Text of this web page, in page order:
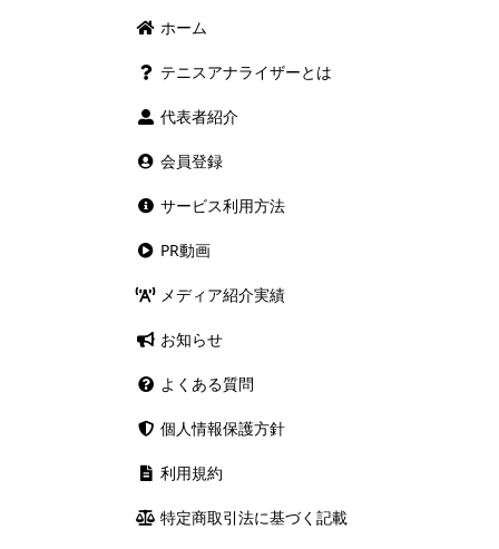
ホーム
テニスアナライザーとは
代表者紹介
会員登録
サービス利用方法
PR動画
メディア紹介実績
お知らせ
よくある質問
個人情報保護方針
利用規約
特定商取引法に基づく記載